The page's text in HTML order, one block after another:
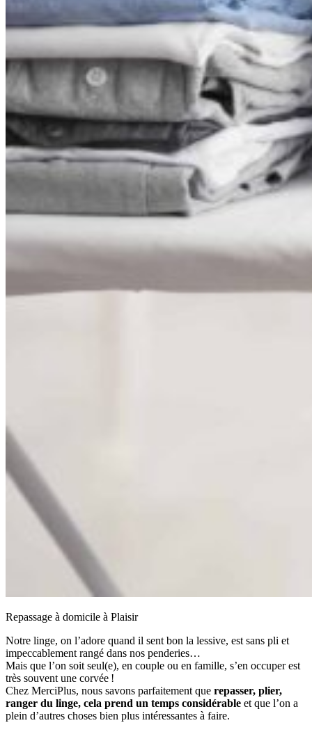
Repassage à domicile à Plaisir
Notre linge, on l’adore quand il sent bon la lessive, est sans pli et
impeccablement rangé dans nos penderies…
Mais que l’on soit seul(e), en couple ou en famille, s’en occuper est
très souvent une corvée !
Chez MerciPlus, nous savons parfaitement que repasser, plier,
ranger du linge, cela prend un temps considérable et que l’on a
plein d’autres choses bien plus intéressantes à faire.